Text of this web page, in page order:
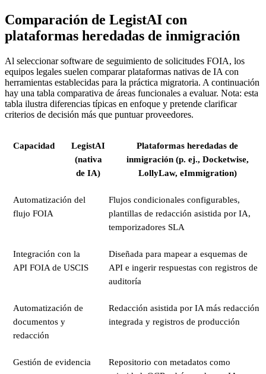
Comparación de LegistAI con
plataformas heredadas de inmigración
Al seleccionar software de seguimiento de solicitudes FOIA, los
equipos legales suelen comparar plataformas nativas de IA con
herramientas establecidas para la práctica migratoria. A continuación
hay una tabla comparativa de áreas funcionales a evaluar. Nota: esta
tabla ilustra diferencias típicas en enfoque y pretende clarificar
criterios de decisión más que puntuar proveedores.
Capacidad
LegistAI
(nativa
de IA)
Plataformas heredadas de
inmigración (p. ej., Docketwise,
LollyLaw, eImmigration)
Automatización del
flujo FOIA
Flujos condicionales configurables,
plantillas de redacción asistida por IA,
temporizadores SLA
Integración con la
API FOIA de USCIS
Diseñada para mapear a esquemas de
API e ingerir respuestas con registros de
auditoría
Automatización de
documentos y
redacción
Redacción asistida por IA más redacción
integrada y registros de producción
Gestión de evidencia
Repositorio con metadatos como